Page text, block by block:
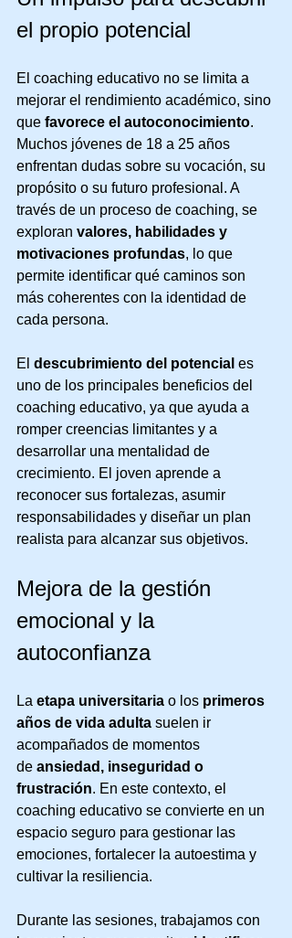
el propio potencial
El coaching educativo no se limita a
mejorar el rendimiento académico, sino
que favorece el autoconocimiento.
Muchos jóvenes de 18 a 25 años
enfrentan dudas sobre su vocación, su
propósito o su futuro profesional. A
través de un proceso de coaching, se
exploran valores, habilidades y
motivaciones profundas, lo que
permite identificar qué caminos son
más coherentes con la identidad de
cada persona.
El descubrimiento del potencial es
uno de los principales beneficios del
coaching educativo, ya que ayuda a
romper creencias limitantes y a
desarrollar una mentalidad de
crecimiento. El joven aprende a
reconocer sus fortalezas, asumir
responsabilidades y diseñar un plan
realista para alcanzar sus objetivos.
Mejora de la gestión
emocional y la
autoconfianza
La etapa universitaria o los primeros
años de vida adulta suelen ir
acompañados de momentos
de ansiedad, inseguridad o
frustración. En este contexto, el
coaching educativo se convierte en un
espacio seguro para gestionar las
emociones, fortalecer la autoestima y
cultivar la resiliencia.
Durante las sesiones, trabajamos con